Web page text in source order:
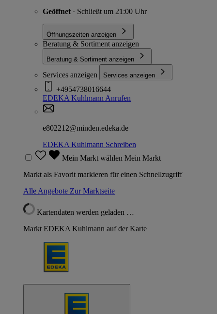
Geöffnet · Schließt um 21:00 Uhr
Öffnungszeiten anzeigen
Beratung & Sortiment anzeigen
Beratung & Sortiment anzeigen
Services anzeigen Services anzeigen
+4954738016644
EDEKA KuhlmannAnrufen
e802212@minden.edeka.de
EDEKA Kuhlmann Schreiben
Mein Markt wählen Mein Markt
Markt als Favorit markieren für einen Schnellzugriff
Alle Angebote Zur Marktseite
Kartendaten werden geladen …
Markt EDEKA Kuhlmann auf der Karte